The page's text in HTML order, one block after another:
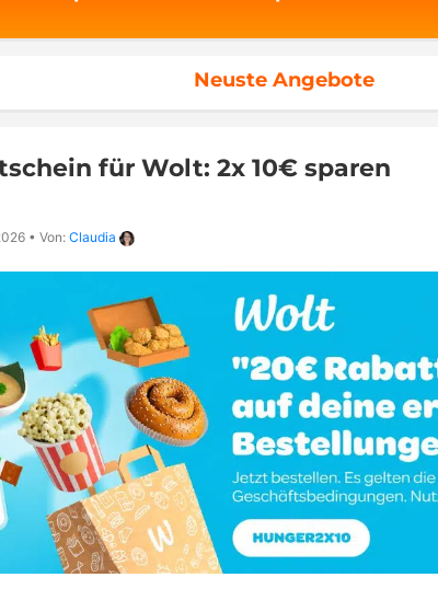
Neuste Angebote
für Wolt: 2x 10€ sparen
• Von: Claudia